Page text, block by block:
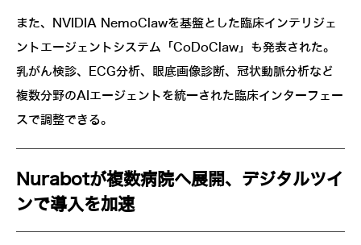
また、NVIDIA NemoClawを基盤とした臨床インテリジェ
ントエージェントシステム「CoDoClaw」も発表された。
乳がん検診、ECG分析、眼底画像診断、冠状動脈分析など
複数分野のAIエージェントを統一された臨床インターフェー
スで調整できる。
Nurabotが複数病院へ展開、デジタルツイ
ンで導入を加速